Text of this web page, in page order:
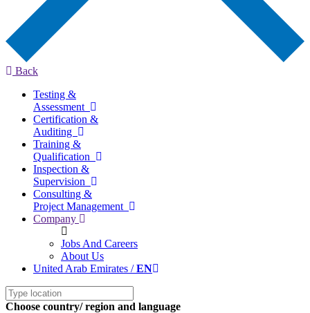
Back
Testing &
Assessment
Certification &
Auditing
Training &
Qualification
Inspection &
Supervision
Consulting &
Project Management
Company
Jobs And Careers
About Us
United Arab Emirates /EN
Choose country/ region and language